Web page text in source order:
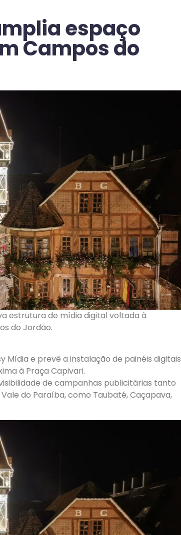
espaço
Campos do
estrutura de mídia digital voltada à
do Jordão.
Mídia e prevê a instalação de painéis digitais
à Praça Capivari.
de campanhas publicitárias tanto
do Paraíba, como Taubaté, Caçapava,